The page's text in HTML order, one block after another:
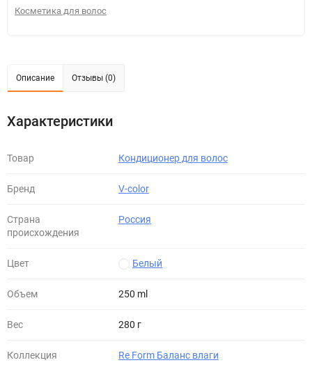
Косметика для волос
Описание Отзывы (0)
Характеристики
Товар Кондиционер для волос
Бренд V-color
Страна
происхождения
Россия
Цвет Белый
Объем 250 ml
Вес 280 г
Коллекция Re Form Баланс влаги